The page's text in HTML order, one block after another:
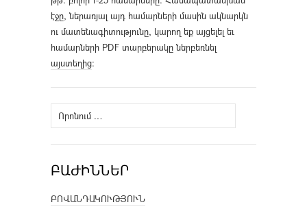
էջը, ներառյալ այդ համարների մասին ակնարկն
ու մատենագիտությունը, կարող եք այցելել եւ
համարների PDF տարբերակը ներբեռնել
այստեղից։
Որոնել՝
ԲԱԺԻՆՆԵՐ
ԲՈՎԱՆԴԱԿՈՒԹՅՈՒՆ